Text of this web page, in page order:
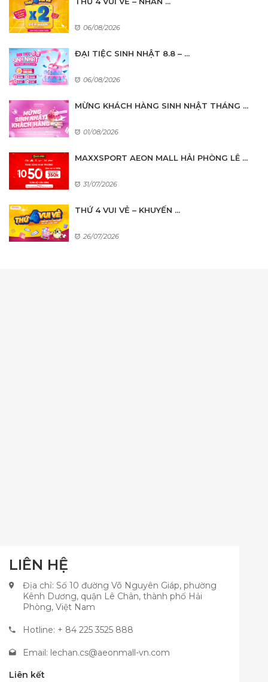
06/08/2026
ĐẠI TIỆC SINH NHẬT 8.8 – ...
06/08/2026
MỪNG KHÁCH HÀNG SINH NHẬT THÁNG ...
01/08/2026
MAXXSPORT AEON MALL HẢI PHÒNG LÊ ...
31/07/2026
THỨ 4 VUI VẺ – KHUYẾN ...
26/07/2026
LIÊN HỆ
Địa chỉ: Số 10 đường Võ Nguyên Giáp, phường
Kênh Dương, quận Lê Chân, thành phố Hải
Phòng, Việt Nam
Hotline: + 84 225 3525 888
Email: lechan.cs@aeonmall-vn.com
Liên kết